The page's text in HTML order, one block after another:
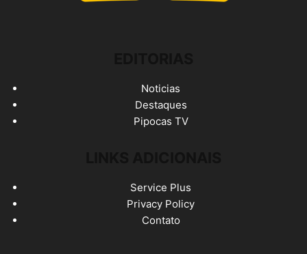
Noticias
Destaques
Pipocas TV
Service Plus
Privacy Policy
Contato